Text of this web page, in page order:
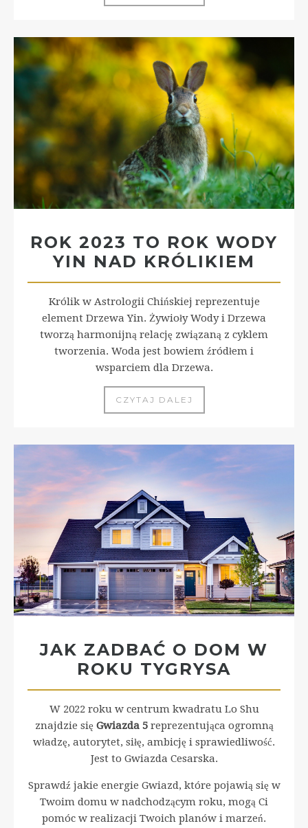
ROK 2023 TO ROK WODY
YIN NAD KRÓLIKIEM
Królik w Astrologii Chińskiej reprezentuje
element Drzewa Yin. Żywioły Wody i Drzewa
tworzą harmonijną relację związaną z cyklem
tworzenia. Woda jest bowiem źródłem i
wsparciem dla Drzewa.
CZYTAJ DALEJ
JAK ZADBAĆ O DOM W
ROKU TYGRYSA
W 2022 roku w centrum kwadratu Lo Shu
znajdzie się Gwiazda 5 reprezentująca ogromną
władzę, autorytet, siłę, ambicję i sprawiedliwość.
Jest to Gwiazda Cesarska.
Sprawdź jakie energie Gwiazd, które pojawią się w
Twoim domu w nadchodzącym roku, mogą Ci
pomóc w realizacji Twoich planów i marzeń.